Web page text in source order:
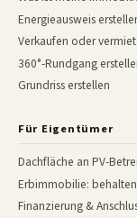
Energieausweis
Verkaufen oder
360°-Rundgang
Grundriss erstellen
Für Eigentümer
Dachfläche an PV-
Erbimmobilie:
Finanzierung &